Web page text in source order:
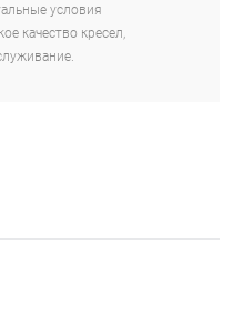
условия
качество кресел,